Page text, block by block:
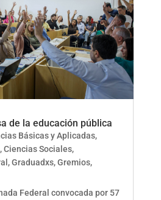
de la educación pública
Básicas y Aplicadas,
,Ciencias Sociales,
,Graduadxs,Gremios,
Federal convocada por 57